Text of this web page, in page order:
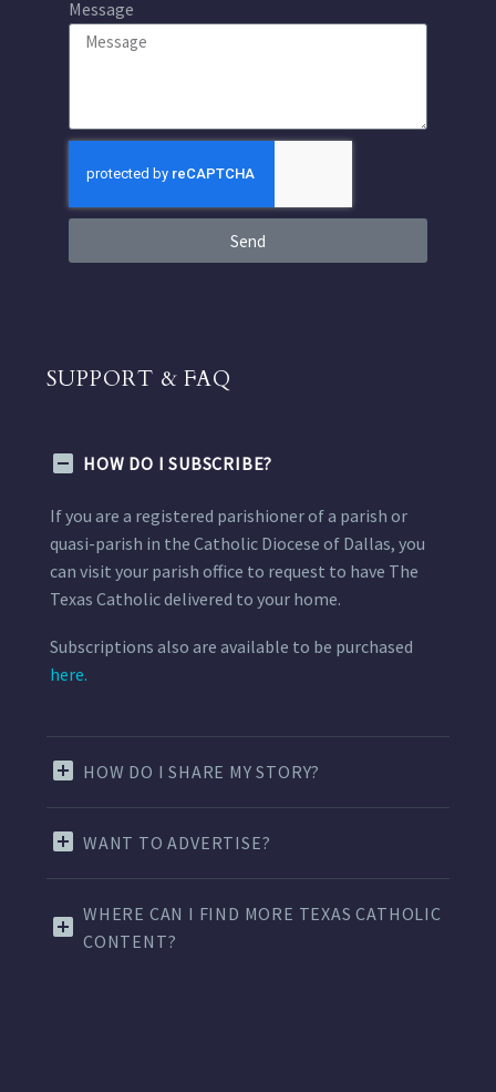
Message
Send
SUPPORT & FAQ
HOW DO I SUBSCRIBE?
If you are a registered parishioner of a parish or
quasi-parish in the Catholic Diocese of Dallas, you
can visit your parish office to request to have The
Texas Catholic delivered to your home.
Subscriptions also are available to be purchased
here.
HOW DO I SHARE MY STORY?
WANT TO ADVERTISE?
WHERE CAN I FIND MORE TEXAS CATHOLIC
CONTENT?